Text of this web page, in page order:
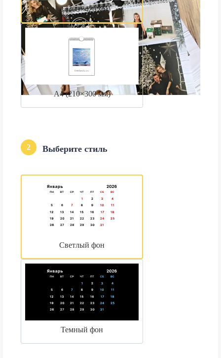
А3 (300×420 мм)
А4 (210×300 мм)
2 Выберите стиль
Светлый фон
Темный фон